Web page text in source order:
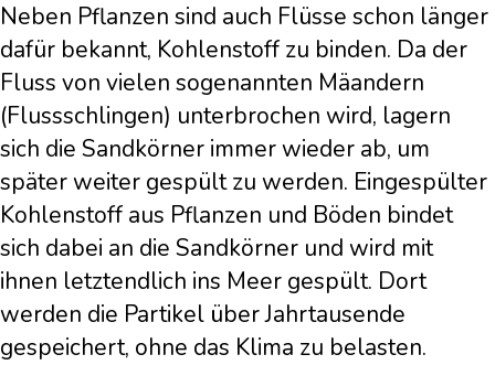
Neben Pflanzen sind auch Flüsse schon länger
dafür bekannt, Kohlenstoff zu binden. Da der
Fluss von vielen sogenannten Mäandern
(Flussschlingen) unterbrochen wird, lagern
sich die Sandkörner immer wieder ab, um
später weiter gespült zu werden. Eingespülter
Kohlenstoff aus Pflanzen und Böden bindet
sich dabei an die Sandkörner und wird mit
ihnen letztendlich ins Meer gespült. Dort
werden die Partikel über Jahrtausende
gespeichert, ohne das Klima zu belasten.